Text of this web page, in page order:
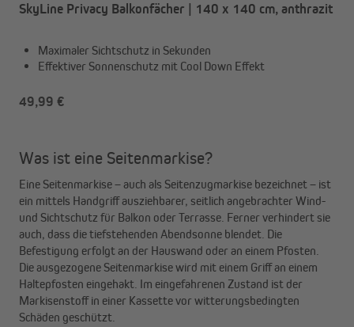
SkyLine Privacy Balkonfächer | 140 x 140 cm, anthrazit
Maximaler Sichtschutz in Sekunden
Effektiver Sonnenschutz mit Cool Down Effekt
49,99 €
Was ist eine Seitenmarkise?
Eine Seitenmarkise – auch als Seitenzugmarkise bezeichnet – ist
ein mittels Handgriff ausziehbarer, seitlich angebrachter Wind-
und Sichtschutz für Balkon oder Terrasse. Ferner verhindert sie
auch, dass die tiefstehenden Abendsonne blendet. Die
Befestigung erfolgt an der Hauswand oder an einem Pfosten.
Die ausgezogene Seitenmarkise wird mit einem Griff an einem
Haltepfosten eingehakt. Im eingefahrenen Zustand ist der
Markisenstoff in einer Kassette vor witterungsbedingten
Schäden geschützt.